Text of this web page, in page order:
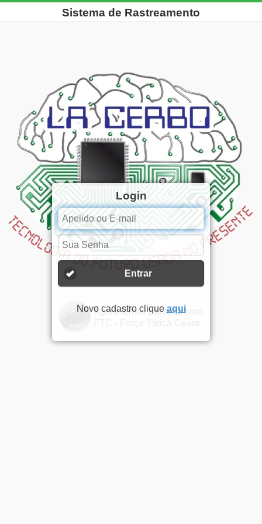
Sistema de Rastreamento
Agora temos parceria com.
Login
Entrar
Novo cadastro clique aqui